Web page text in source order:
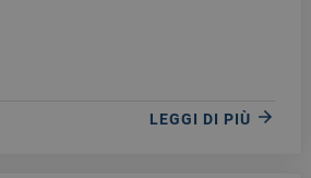
LEGGI DI PIÙ